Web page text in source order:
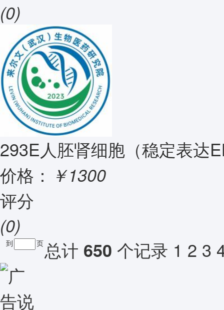
(0)
293E人胚肾细胞（稳定表达
价格： ￥1300
评分
(0)
总计 650 个记录 1 2 3
到 页